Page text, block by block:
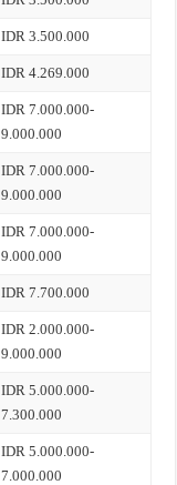
IDR 3.500.000
IDR 4.269.000
IDR 7.000.000-
9.000.000
IDR 7.000.000-
9.000.000
IDR 7.000.000-
9.000.000
IDR 7.700.000
IDR 2.000.000-
9.000.000
IDR 5.000.000-
7.300.000
IDR 5.000.000-
7.000.000